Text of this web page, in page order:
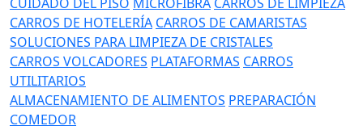
CARROS DE HOTELERÍA CARROS DE CAMARISTAS
SOLUCIONES PARA LIMPIEZA DE CRISTALES
CARROS VOLCADORES PLATAFORMAS CARROS
UTILITARIOS
ALMACENAMIENTO DE ALIMENTOS PREPARACIÓN
COMEDOR